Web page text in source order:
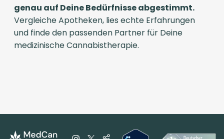
genau auf Deine Bedürfnisse abgestimmt.
Vergleiche Apotheken, lies echte Erfahrungen
und finde den passenden Partner für Deine
medizinische Cannabistherapie.